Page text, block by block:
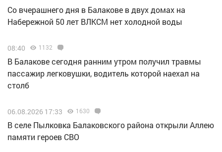
Со вчерашнего дня в Балакове в двух домах на
Набережной 50 лет ВЛКСМ нет холодной воды
08:40 1132
В Балакове сегодня ранним утром получил травмы
пассажир легковушки, водитель которой наехал на
столб
06.08.2026 17:33 1630
В селе Пылковка Балаковского района открыли Аллею
памяти героев СВО